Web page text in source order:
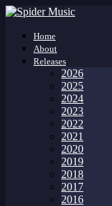
Home
About
Releases
2026
2025
2024
2023
2022
2021
2020
2019
2018
2017
2016